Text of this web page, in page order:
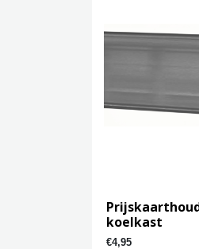
koelkast
€4,95